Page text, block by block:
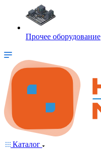
Прочее оборудование
Каталог